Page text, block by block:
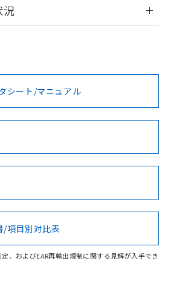
グイン/会員登録
利用いただく前に、以下を必ずお読
・凡例
・凡例
Cd Cr(VI)
在する可能性があります。
況
型式承認
ルウェー
BV型式承認
（フランス
KR型式
（韓国
No No
の製品の規格認証/適合状況ページへ
こちらのページからご検索ください
シート/マニュアル
/項目別対比表
、およびEAR再輸出規制に関する見解が入手でき